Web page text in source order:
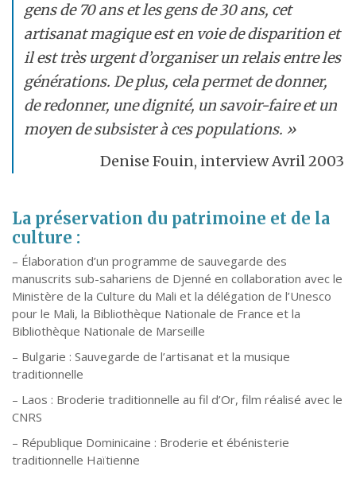
gens de 70 ans et les gens de 30 ans, cet
artisanat magique est en voie de disparition et
il est très urgent d’organiser un relais entre les
générations. De plus, cela permet de donner,
de redonner, une dignité, un savoir-faire et un
moyen de subsister à ces populations. »
Denise Fouin, interview Avril 2003
La préservation du patrimoine et de la
culture :
– Élaboration d’un programme de sauvegarde des
manuscrits sub-sahariens de Djenné en collaboration avec le
Ministère de la Culture du Mali et la délégation de l’Unesco
pour le Mali, la Bibliothèque Nationale de France et la
Bibliothèque Nationale de Marseille
– Bulgarie : Sauvegarde de l’artisanat et la musique
traditionnelle
– Laos : Broderie traditionnelle au fil d’Or, film réalisé avec le
CNRS
– République Dominicaine : Broderie et ébénisterie
traditionnelle Haïtienne